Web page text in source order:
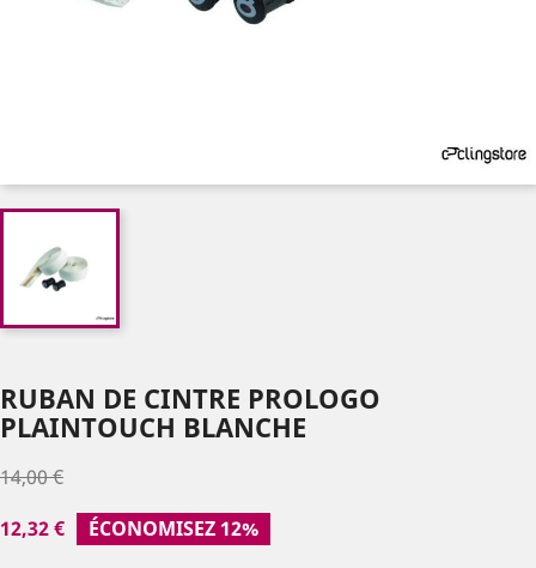
RUBAN DE CINTRE PROLOGO
PLAINTOUCH BLANCHE
14,00 €
12,32 €
ÉCONOMISEZ 12%